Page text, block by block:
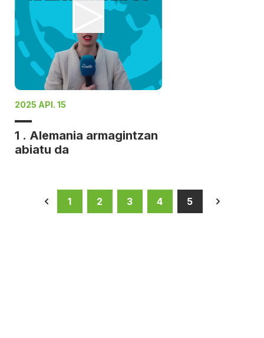
2025 API. 15
1 . Alemania armagintzan
abiatu da
1 2 3 4 5